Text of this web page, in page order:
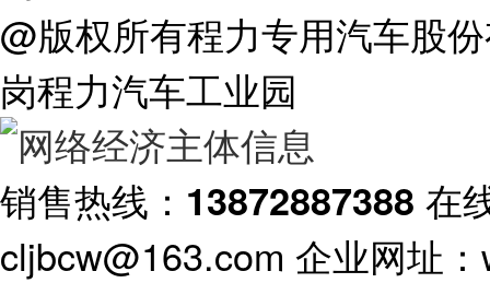
@版权所有程力专用汽车股
岗程力汽车工业园
销售热线： 13872887388 在
cljbcw@163.com 企业网址